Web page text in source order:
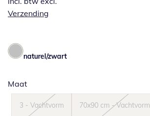
Verzending
naturel/zwart
Maat
3 - Vachtvorm 70x90 cm - Vachtvorm